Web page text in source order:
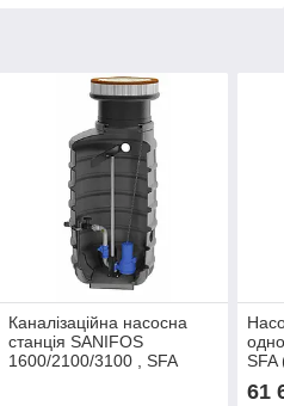
Каналізаційна насосна
станція SANIFOS
1600/2100/3100 , SFA
SFA
61